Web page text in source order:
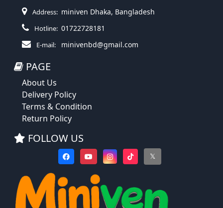
Address: miniven Dhaka, Bangladesh
Hotline: 01722728181
E-mail: minivenbd@gmail.com
PAGE
About Us
Delivery Policy
Terms & Condition
Return Policy
FOLLOW US
𝕏